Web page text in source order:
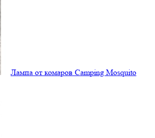
Лампа от комаров Camping Mosquito